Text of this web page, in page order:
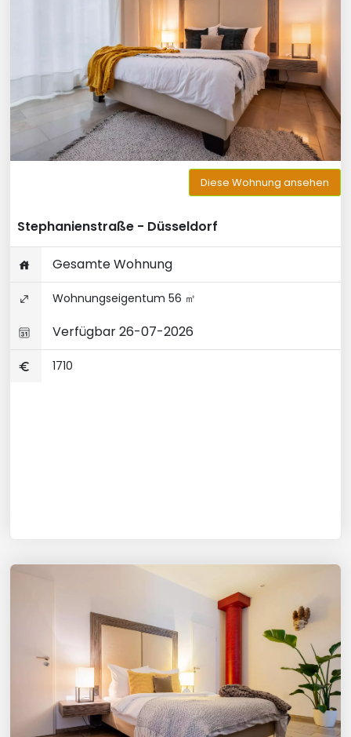
Diese Wohnung ansehen
Stephanienstraße - Düsseldorf
Gesamte Wohnung
Wohnungseigentum 56 ㎡
Verfügbar 26-07-2026
1710